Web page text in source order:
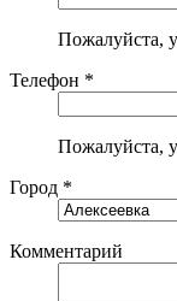
Пожалуйста,
Телефон *
Пожалуйста,
Город *
Комментарий